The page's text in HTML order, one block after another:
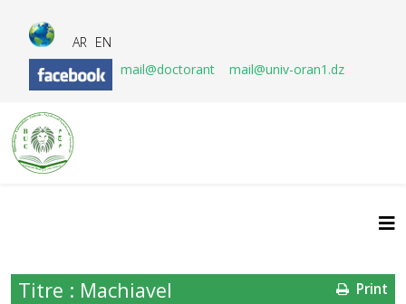
AR EN
mail@doctorant
mail@univ-oran1.dz
Print
Titre : Machiavel